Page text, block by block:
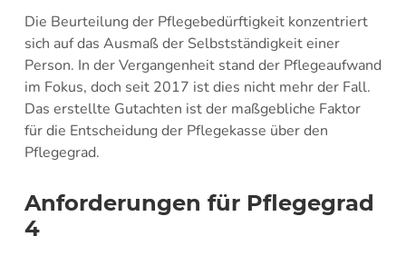
Die Beurteilung der Pflegebedürftigkeit konzentriert
sich auf das Ausmaß der Selbstständigkeit einer
Person. In der Vergangenheit stand der Pflegeaufwand
im Fokus, doch seit 2017 ist dies nicht mehr der Fall.
Das erstellte Gutachten ist der maßgebliche Faktor
für die Entscheidung der Pflegekasse über den
Pflegegrad.
Anforderungen für Pflegegrad
4